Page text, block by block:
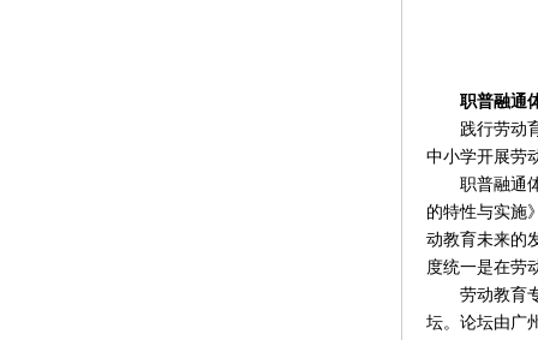
职普融通体
践行劳动育
中小学开展劳
职普融通体
的特性与实施
动教育未来的
度统一是在劳
劳动教育专
坛。论坛由广